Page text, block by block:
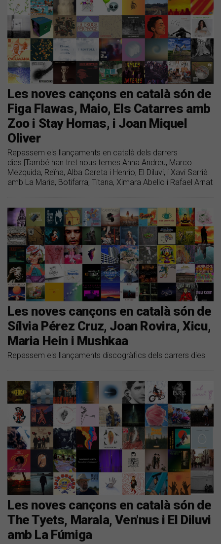
Les noves cançons en català són de
Figa Flawas, Maio, Els Catarres amb
Zoo i Stay Homas, i Joan Miquel
Oliver
Repassem els llançaments en català dels darrers
dies |També han tret nous temes Anna Andreu, Marco
Mezquida, Reïna, Alba Careta i Henrio, El Diluvi, i Xavi Sarrià
amb La Maria, Botifarra, Titana, Ximara Abello i Rafael Arnat
Les noves cançons en català són de
Sílvia Pérez Cruz, Joan Rovira, Xicu,
Maria Hein i Mushkaa
Repassem els llançaments discogràfics dels darrers dies
Les noves cançons en català són de
The Tyets, Marala, Ven'nus i El Diluvi
amb La Fúmiga